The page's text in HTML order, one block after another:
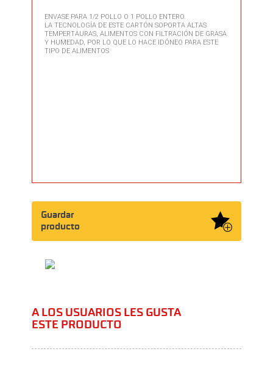
ENVASE PARA 1/2 POLLO O 1 POLLO ENTERO.
LA TECNOLOGÍA DE ESTE CARTÓN SOPORTA ALTAS
TEMPERTAURAS, ALIMENTOS CON FILTRACIÓN DE GRASA
Y HUMEDAD, POR LO QUE LO HACE IDÓNEO PARA ESTE
TIPO DE ALIMENTOS
Guardar
producto
A LOS USUARIOS LES GUSTA
ESTE PRODUCTO